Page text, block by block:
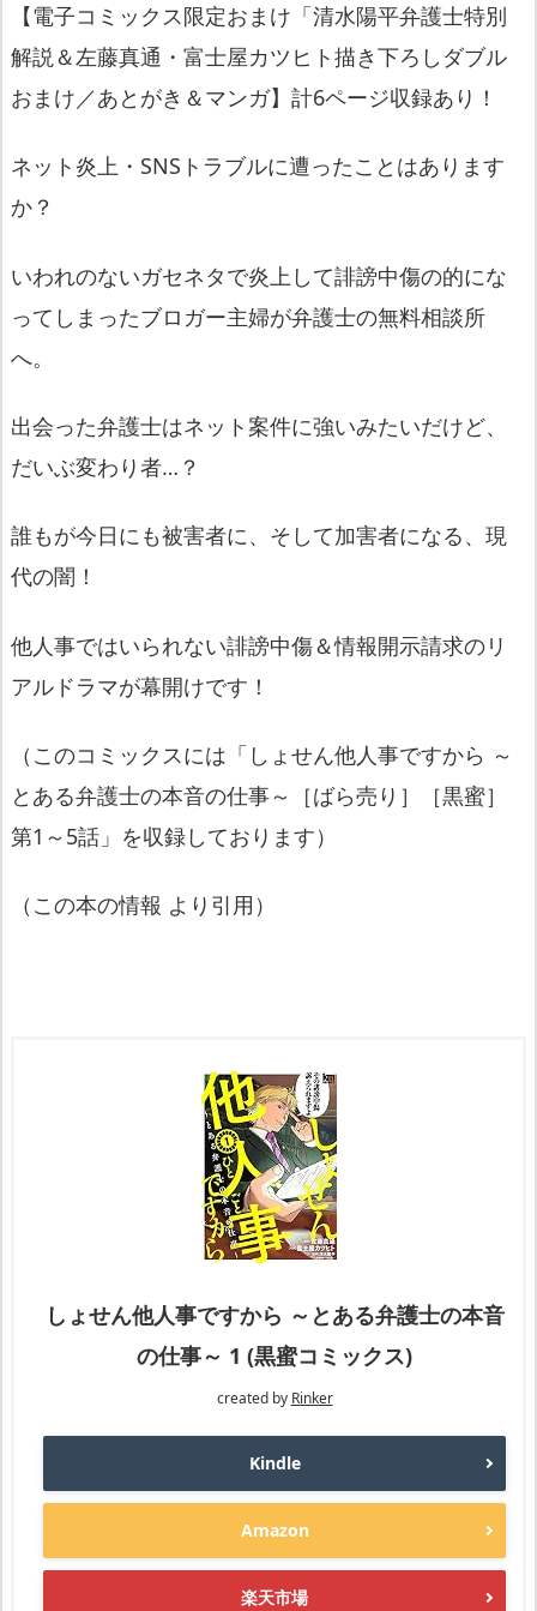
【電子コミックス限定おまけ「清水陽平弁護士特別
解説＆左藤真通・富士屋カツヒト描き下ろしダブル
おまけ／あとがき＆マンガ】計6ページ収録あり！
ネット炎上・SNSトラブルに遭ったことはあります
か？
いわれのないガセネタで炎上して誹謗中傷の的にな
ってしまったブロガー主婦が弁護士の無料相談所
へ。
出会った弁護士はネット案件に強いみたいだけど、
だいぶ変わり者…？
誰もが今日にも被害者に、そして加害者になる、現
代の闇！
他人事ではいられない誹謗中傷＆情報開示請求のリ
アルドラマが幕開けです！
（このコミックスには「しょせん他人事ですから ～
とある弁護士の本音の仕事～［ばら売り］［黒蜜］
第1～5話」を収録しております）
（この本の情報 より引用）
しょせん他人事ですから ～とある弁護士の本音
の仕事～ 1 (黒蜜コミックス)
created by Rinker
Kindle
Amazon
楽天市場